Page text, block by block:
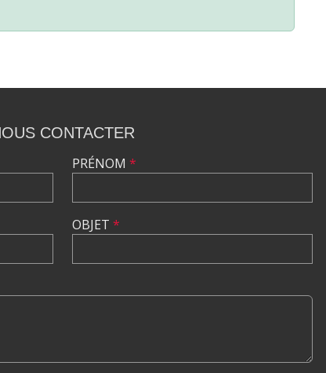
CONTACTER
PRÉNOM *
OBJET *